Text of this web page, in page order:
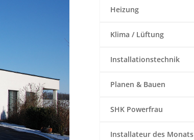
Heizung
Klima / Lüftung
Installationstechnik
Planen & Bauen
SHK Powerfrau
Installateur des Monats